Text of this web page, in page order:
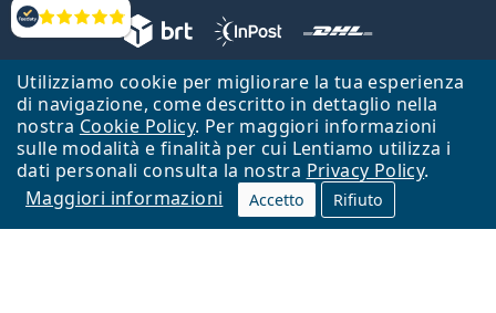
Utilizziamo cookie per migliorare la tua esperienza
di navigazione, come descritto in dettaglio nella
nostra Cookie Policy. Per maggiori informazioni
sulle modalità e finalità per cui Lentiamo utilizza i
dati personali consulta la nostra Privacy Policy.
Maggiori informazioni
Accetto Rifiuto
Valutazione
Lentiamo s.r.o., Vídeňská 12, 37833 Nová Bystřice, Repubblica Ceca.
Partita IVA: CZ26104784
Torna alla Home Page
Vai all'inizio
Il sito Lentiamo.it è proprietà di Lentiamo s.r.o., che ne detiene la
Online - per te - da 18 anni!